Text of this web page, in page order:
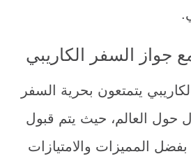
جواز السفر الكاريبي
يتمتعون بحرية السفر
حول العالم، حيث يتم قبول
المميزات والامتيازات